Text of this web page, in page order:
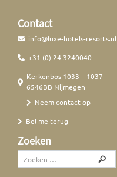
Contact
info@luxe-hotels-resorts.nl
+31 (0) 24 3240040
Kerkenbos 1033 – 1037
6546BB Nijmegen
Neem contact op
Bel me terug
Zoeken